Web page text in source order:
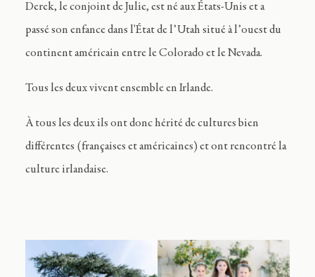
Derek, le conjoint de Julie, est né aux États-Unis et a
passé son enfance dans l'État de l’Utah situé à l’ouest du
continent américain entre le Colorado et le Nevada.
Tous les deux vivent ensemble en Irlande.
À tous les deux ils ont donc hérité de cultures bien
différentes (françaises et américaines) et ont rencontré la
culture irlandaise.